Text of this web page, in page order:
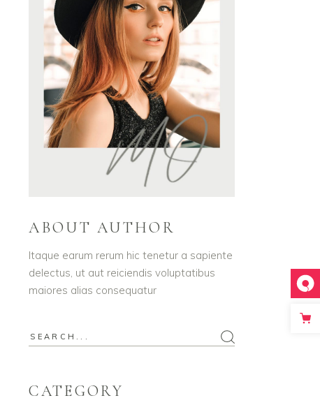
ABOUT AUTHOR
Itaque earum rerum hic tenetur a sapiente
delectus, ut aut reiciendis voluptatibus
maiores alias consequatur
Search
CATEGORY